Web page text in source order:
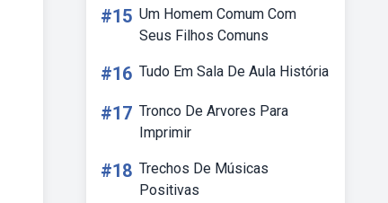
#15 Um Homem Comum Com
Seus Filhos Comuns
#16 Tudo Em Sala De Aula História
#17 Tronco De Arvores Para
Imprimir
#18 Trechos De Músicas
Positivas